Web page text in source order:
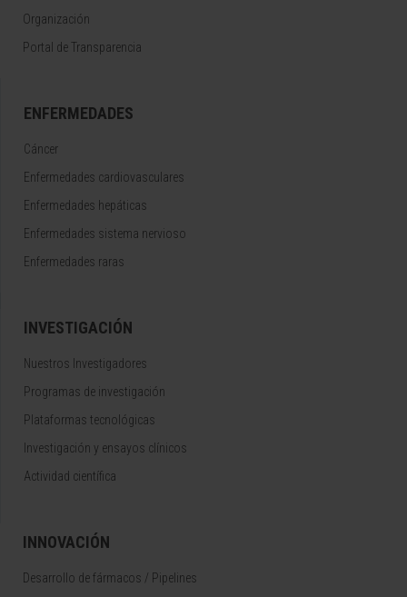
Organización
Portal de Transparencia
ENFERMEDADES
Cáncer
Enfermedades cardiovasculares
Enfermedades hepáticas
Enfermedades sistema nervioso
Enfermedades raras
INVESTIGACIÓN
Nuestros Investigadores
Programas de investigación
Plataformas tecnológicas
Investigación y ensayos clínicos
Actividad científica
INNOVACIÓN
Desarrollo de fármacos / Pipelines